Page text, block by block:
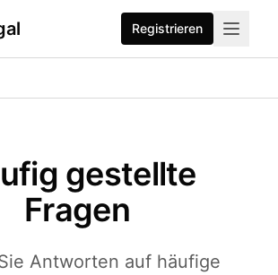
Registrieren
gestellte
Fragen
Antworten auf häufige